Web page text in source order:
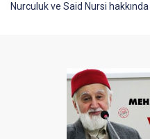
Nurculuk ve Said Nursi